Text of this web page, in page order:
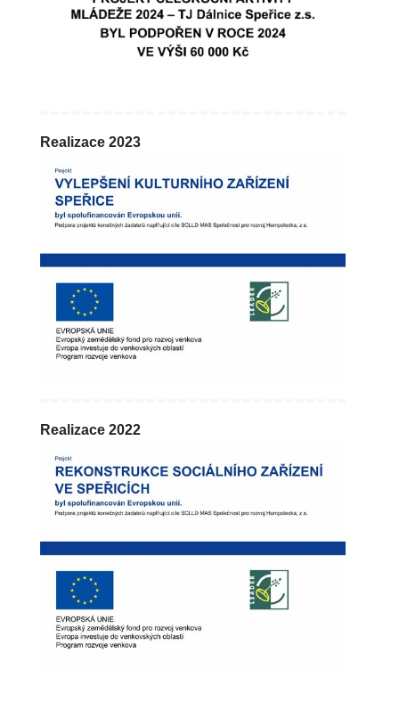
Realizace 2023
Realizace 2022